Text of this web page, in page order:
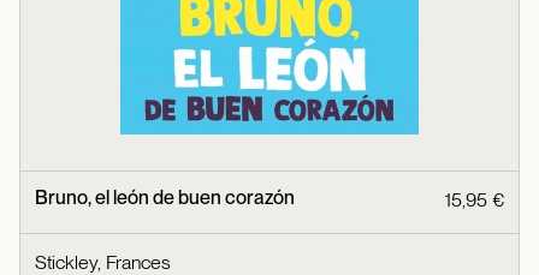
Bruno, el león de buen corazón 15,95 €
Stickley, Frances